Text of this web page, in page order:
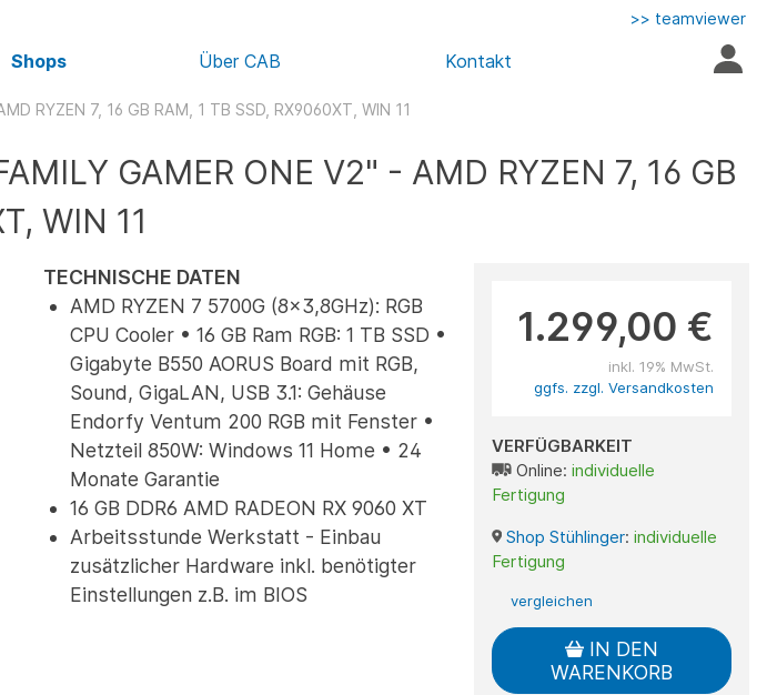
Shops Über CAB Kontakt
>> teamviewer
RYZEN 7, 16 GB RAM, 1 TB SSD, RX9060XT, WIN 11
GAMER ONE V2" - AMD RYZEN 7, 16 GB
WIN 11
TECHNISCHE DATEN
AMD RYZEN 7 5700G (8x3,8GHz): RGB
CPU Cooler • 16 GB Ram RGB: 1 TB SSD •
Gigabyte B550 AORUS Board mit RGB,
Sound, GigaLAN, USB 3.1: Gehäuse
Endorfy Ventum 200 RGB mit Fenster •
Netzteil 850W: Windows 11 Home • 24
Monate Garantie
16 GB DDR6 AMD RADEON RX 9060 XT
Arbeitsstunde Werkstatt - Einbau
zusätzlicher Hardware inkl. benötigter
Einstellungen z.B. im BIOS
1.299,00 €
inkl. 19% MwSt.
ggfs. zzgl. Versandkosten
VERFÜGBARKEIT
Online:individuelle
Fertigung
Shop Stühlinger: individuelle
Fertigung
vergleichen
IN DEN
WARENKORB